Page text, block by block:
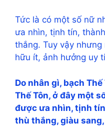
Tức là có một số nữ
ưa nhìn, tịnh tín,
thắng. Tuy vậy
hữu ít, ảnh hưởng uy
Do nhân gì, bạch
Thế Tôn, ở đây một
được ưa nhìn, tịnh
thù thắng, giàu